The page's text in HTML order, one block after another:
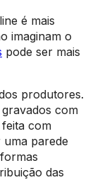
é mais
imaginam o
pode ser mais
produtores.
com
com
parede
das